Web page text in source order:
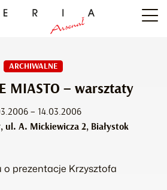
ARCHIWALNE
MIASTO – warsztaty
– 14.03.2006
ul. A. Mickiewicza 2, Białystok
prezentacje Krzysztofa